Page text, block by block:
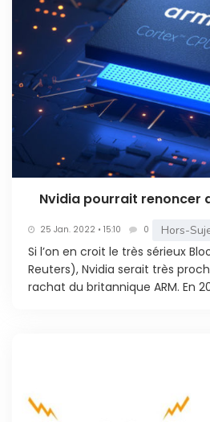
Nvidia pourrait renoncer
25 Jan. 2022 • 15:10 0 Hors-
Si l’on en croit le très sérieux
Reuters), Nvidia serait très
rachat du britannique ARM. En